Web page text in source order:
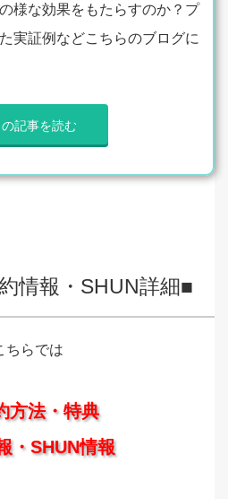
様な効果をもたらすのか？プ
実証例などこちらのブログに
記事を読む
情報・SHUN詳細■
ちらでは
方法・特典
・SHUN情報